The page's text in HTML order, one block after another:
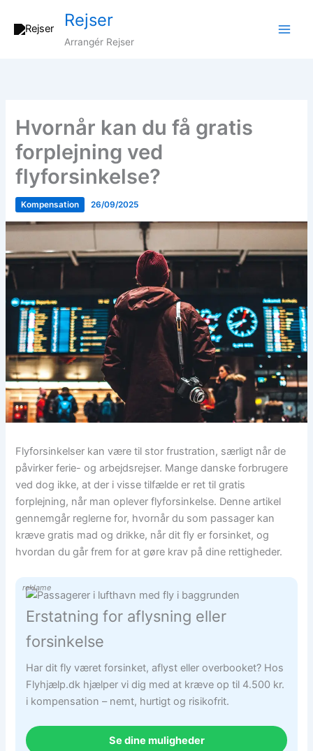
Rejser
Arrangér Rejser
Hvornår kan du få gratis
forplejning ved
flyforsinkelse?
Kompensation 26/09/2025
Flyforsinkelser kan være til stor frustration, særligt når de
påvirker ferie- og arbejdsrejser. Mange danske forbrugere
ved dog ikke, at der i visse tilfælde er ret til gratis
forplejning, når man oplever flyforsinkelse. Denne artikel
gennemgår reglerne for, hvornår du som passager kan
kræve gratis mad og drikke, når dit fly er forsinket, og
hvordan du går frem for at gøre krav på dine rettigheder.
reklame
Erstatning for aflysning eller
forsinkelse
Har dit fly været forsinket, aflyst eller overbooket? Hos
Flyhjælp.dk hjælper vi dig med at kræve op til 4.500 kr.
i kompensation – nemt, hurtigt og risikofrit.
Se dine muligheder